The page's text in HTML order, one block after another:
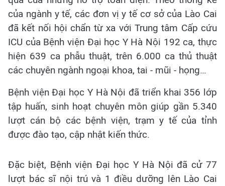
của ngành y tế, các đơn vị y tế cơ sở của Lào Cai
đã kết nối hội chẩn từ xa với Trung tâm Cấp cứu
ICU của Bệnh viện Đại học Y Hà Nội 192 ca, thực
hiện 639 ca phẫu thuật, trên 6.000 ca thủ thuật
các chuyên ngành ngoại khoa, tai - mũi - họng…
Bệnh viện Đại học Y Hà Nội đã triển khai 356 lớp
tập huấn, sinh hoạt chuyên môn giúp gần 5.340
lượt cán bộ các bệnh viện, trạm y tế của tỉnh
được đào tạo, cập nhật kiến thức.
Đặc biệt, Bệnh viện Đại học Y Hà Nội đã cử 77
lượt bác sĩ nội trú và 1 điều dưỡng lên Lào Cai